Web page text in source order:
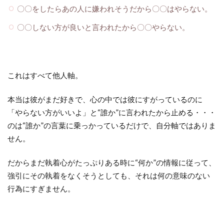
〇〇をしたらあの人に嫌われそうだから〇〇はやらない。
〇〇しない方が良いと言われたから〇〇やらない。
これはすべて他人軸。
本当は彼がまだ好きで、心の中では彼にすがっているのに
「やらない方がいいよ」と“誰か”に言われたから止める・・・
のは“誰か”の言葉に乗っかっているだけで、自分軸ではありま
せん。
だからまだ執着心がたっぷりある時に“何か”の情報に従って、
強引にその執着をなくそうとしても、それは何の意味のない
行為にすぎません。